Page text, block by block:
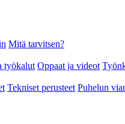
Mitä tarvitsen?
työkalut Oppaat ja videot
Tekniset perusteet Puhelun